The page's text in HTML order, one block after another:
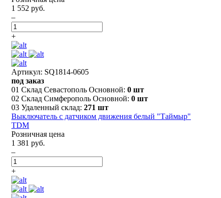
1 552 руб.
–
+
Артикул: SQ1814-0605
под заказ
01 Склад Севастополь Основной: 0 шт
02 Склад Симферополь Основной: 0 шт
03 Удаленный склад: 271 шт
Выключатель с датчиком движения белый "Таймыр"
TDM
Розничная цена
1 381 руб.
–
+